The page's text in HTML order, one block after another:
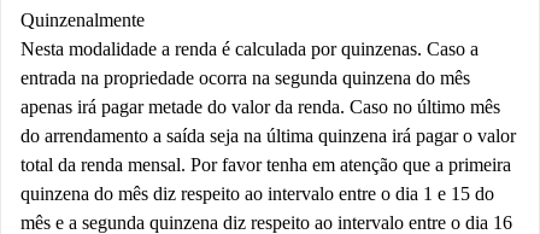
Quinzenalmente
Nesta modalidade a renda é calculada por quinzenas. Caso a
entrada na propriedade ocorra na segunda quinzena do mês
apenas irá pagar metade do valor da renda. Caso no último mês
do arrendamento a saída seja na última quinzena irá pagar o valor
total da renda mensal. Por favor tenha em atenção que a primeira
quinzena do mês diz respeito ao intervalo entre o dia 1 e 15 do
mês e a segunda quinzena diz respeito ao intervalo entre o dia 16